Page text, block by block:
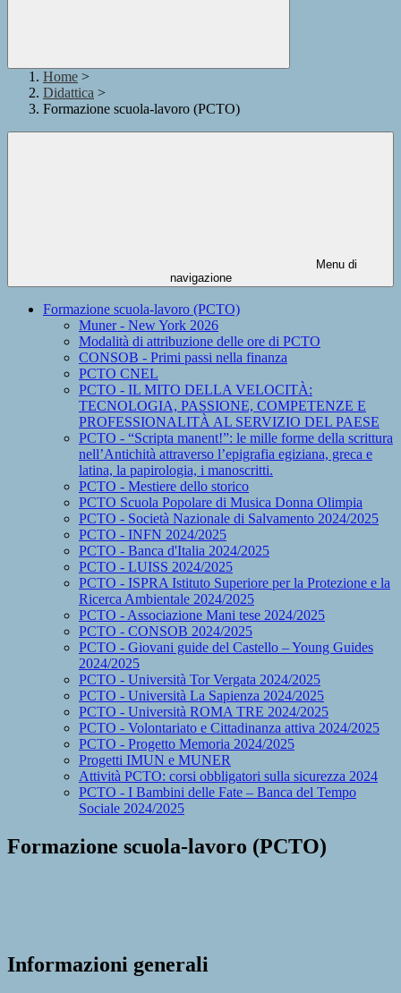
Home >
Didattica >
Formazione scuola-lavoro (PCTO)
Menu di
navigazione
Formazione scuola-lavoro (PCTO)
Muner - New York 2026
Modalità di attribuzione delle ore di PCTO
CONSOB - Primi passi nella finanza
PCTO CNEL
PCTO - IL MITO DELLA VELOCITÀ:
TECNOLOGIA, PASSIONE, COMPETENZE E
PROFESSIONALITÀ AL SERVIZIO DEL PAESE
PCTO - “Scripta manent!”: le mille forme della scrittura
nell’Antichità attraverso l’epigrafia egiziana, greca e
latina, la papirologia, i manoscritti.
PCTO - Mestiere dello storico
PCTO Scuola Popolare di Musica Donna Olimpia
PCTO - Società Nazionale di Salvamento 2024/2025
PCTO - INFN 2024/2025
PCTO - Banca d'Italia 2024/2025
PCTO - LUISS 2024/2025
PCTO - ISPRA Istituto Superiore per la Protezione e la
Ricerca Ambientale 2024/2025
PCTO - Associazione Mani tese 2024/2025
PCTO - CONSOB 2024/2025
PCTO - Giovani guide del Castello – Young Guides
2024/2025
PCTO - Università Tor Vergata 2024/2025
PCTO - Università La Sapienza 2024/2025
PCTO - Università ROMA TRE 2024/2025
PCTO - Volontariato e Cittadinanza attiva 2024/2025
PCTO - Progetto Memoria 2024/2025
Progetti IMUN e MUNER
Attività PCTO: corsi obbligatori sulla sicurezza 2024
PCTO - I Bambini delle Fate – Banca del Tempo
Sociale 2024/2025
Formazione scuola-lavoro (PCTO)
Informazioni generali